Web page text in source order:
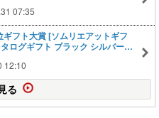
07:35
フト大賞 [ソムリエアットギフ
ログギフト ブラック シルバー
円コース
12:10
る